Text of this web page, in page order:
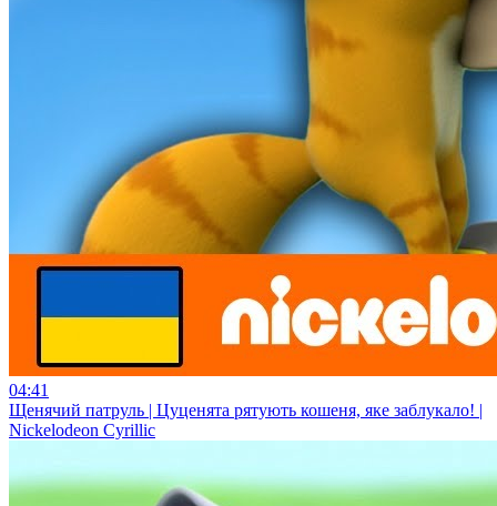
04:41
Щенячий патруль | Цуценята рятують кошеня, яке заблукало! |
Nickelodeon Cyrillic